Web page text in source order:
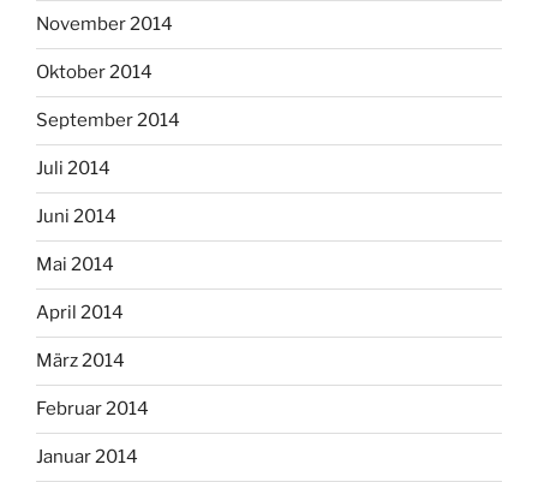
November 2014
Oktober 2014
September 2014
Juli 2014
Juni 2014
Mai 2014
April 2014
März 2014
Februar 2014
Januar 2014